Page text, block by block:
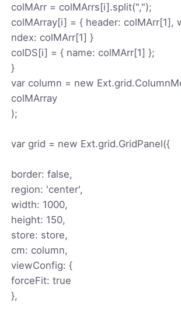
colMArr = colMArrs[i].split(",");
colMArray[i] = { header: colMArr[1],
ndex: colMArr[1] }
colDS[i] = { name: colMArr[1] };
}
var column = new
colMArray
);
var grid = new Ext.grid.GridPanel({
border: false,
region: 'center',
width: 1000,
height: 150,
store: store,
cm: column,
viewConfig: {
forceFit: true
},